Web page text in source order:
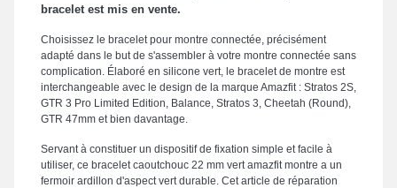
bracelet est mis en vente.
Choisissez le bracelet pour montre connectée, précisément
adapté dans le but de s'assembler à votre montre connectée sans
complication. Élaboré en silicone vert, le bracelet de montre est
interchangeable avec le design de la marque Amazfit : Stratos 2S,
GTR 3 Pro Limited Edition, Balance, Stratos 3, Cheetah (Round),
GTR 47mm et bien davantage.
Servant à constituer un dispositif de fixation simple et facile à
utiliser, ce bracelet caoutchouc 22 mm vert amazfit montre a un
fermoir ardillon d'aspect vert durable. Cet article de réparation